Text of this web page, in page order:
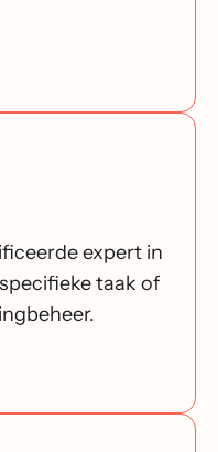
expert in
taak of